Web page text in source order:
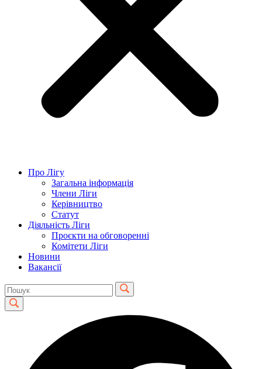
Про Лігу
Загальна інформація
Члени Ліги
Керівництво
Статут
Діяльність Ліги
Проєкти на обговоренні
Комітети Ліги
Новини
Вакансії